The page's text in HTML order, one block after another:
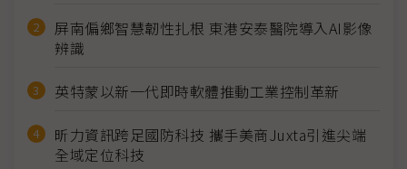
屏南偏鄉智慧韌性扎根 東港安泰醫院導入AI影像
辨識
英特蒙以新一代即時軟體推動工業控制革新
昕力資訊跨足國防科技 攜手美商Juxta引進尖端
全域定位科技